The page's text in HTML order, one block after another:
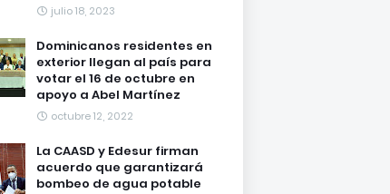
julio 18, 2023
Dominicanos residentes en
exterior llegan al país para
votar el 16 de octubre en
apoyo a Abel Martínez
octubre 12, 2022
La CAASD y Edesur firman
acuerdo que garantizará
bombeo de agua potable